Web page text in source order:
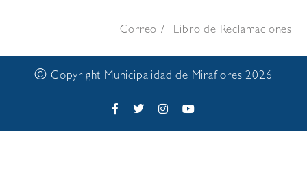
Correo Libro de Reclamaciones
© Copyright Municipalidad de Miraflores 2026